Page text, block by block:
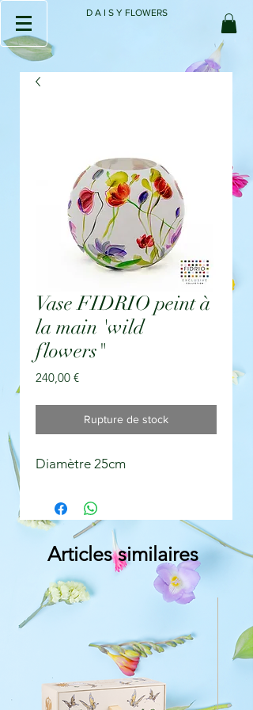
D A I S Y FLOWERS
Vase FIDRIO peint à
la main 'wild
flowers"
240,00 €Prix
Rupture de stock
Diamètre 25cm
Articles similaires